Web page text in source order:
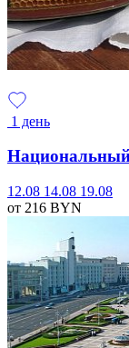
1 день
12.08 14.08 19.08
от 216 BYN